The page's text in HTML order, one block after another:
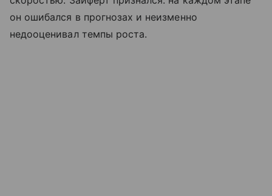
он ошибался в прогнозах и неизменно
недооценивал темпы роста.